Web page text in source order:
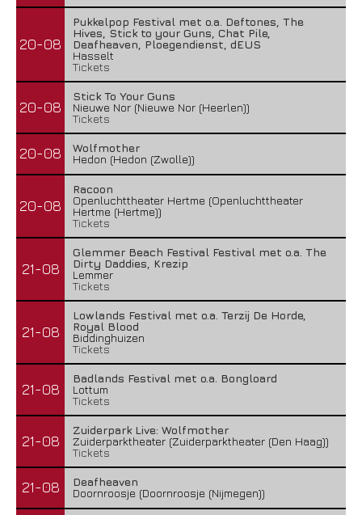
20-08
Pukkelpop Festival met o.a. Deftones, The
Hives, Stick to your Guns, Chat Pile,
Deafheaven, Ploegendienst, dEUS
Hasselt
Tickets
20-08
Stick To Your Guns
Nieuwe Nor (Nieuwe Nor (Heerlen))
Tickets
20-08
Wolfmother
Hedon (Hedon (Zwolle))
20-08
Racoon
Openluchttheater Hertme (Openluchttheater
Hertme (Hertme))
Tickets
21-08
Glemmer Beach Festival Festival met o.a. The
Dirty Daddies, Krezip
Lemmer
Tickets
21-08
Lowlands Festival met o.a. Terzij De Horde,
Royal Blood
Biddinghuizen
Tickets
21-08
Badlands Festival met o.a. Bongloard
Lottum
Tickets
21-08
Zuiderpark Live: Wolfmother
Zuiderparktheater (Zuiderparktheater (Den Haag))
Tickets
21-08
Deafheaven
Doornroosje (Doornroosje (Nijmegen))